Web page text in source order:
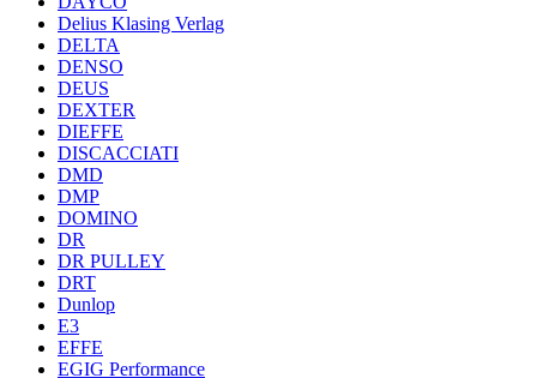
Delius Klasing Verlag
DELTA
DENSO
DEUS
DEXTER
DIEFFE
DISCACCIATI
DMD
DMP
DOMINO
DR
DR PULLEY
DRT
Dunlop
E3
EFFE
EGIG Performance